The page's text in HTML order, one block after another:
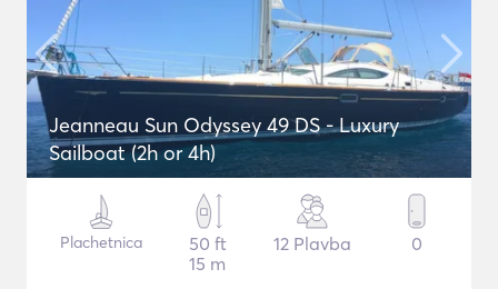
Jeanneau Sun Odyssey 49 DS - Luxury
Sailboat (2h or 4h)
Plachetnica
50 ft
15 m
12 Plavba 0